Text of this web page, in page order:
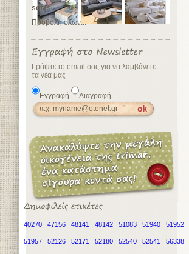
sofas
Προβολή όλων...
Γράψτε το email σας για να λαμβάνετε
τα νέα μας
Εγγραφή Διαγραφή
40270 47156 48141 48142 51083 51940 51952
51957 52126 52171 52180 52540 52541 56338